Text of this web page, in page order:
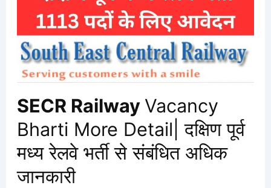
SECR Railway Vacancy
Bharti More Detail| दक्षिण पूर्व
मध्य रेलवे भर्ती से संबंधित अधिक
जानकारी